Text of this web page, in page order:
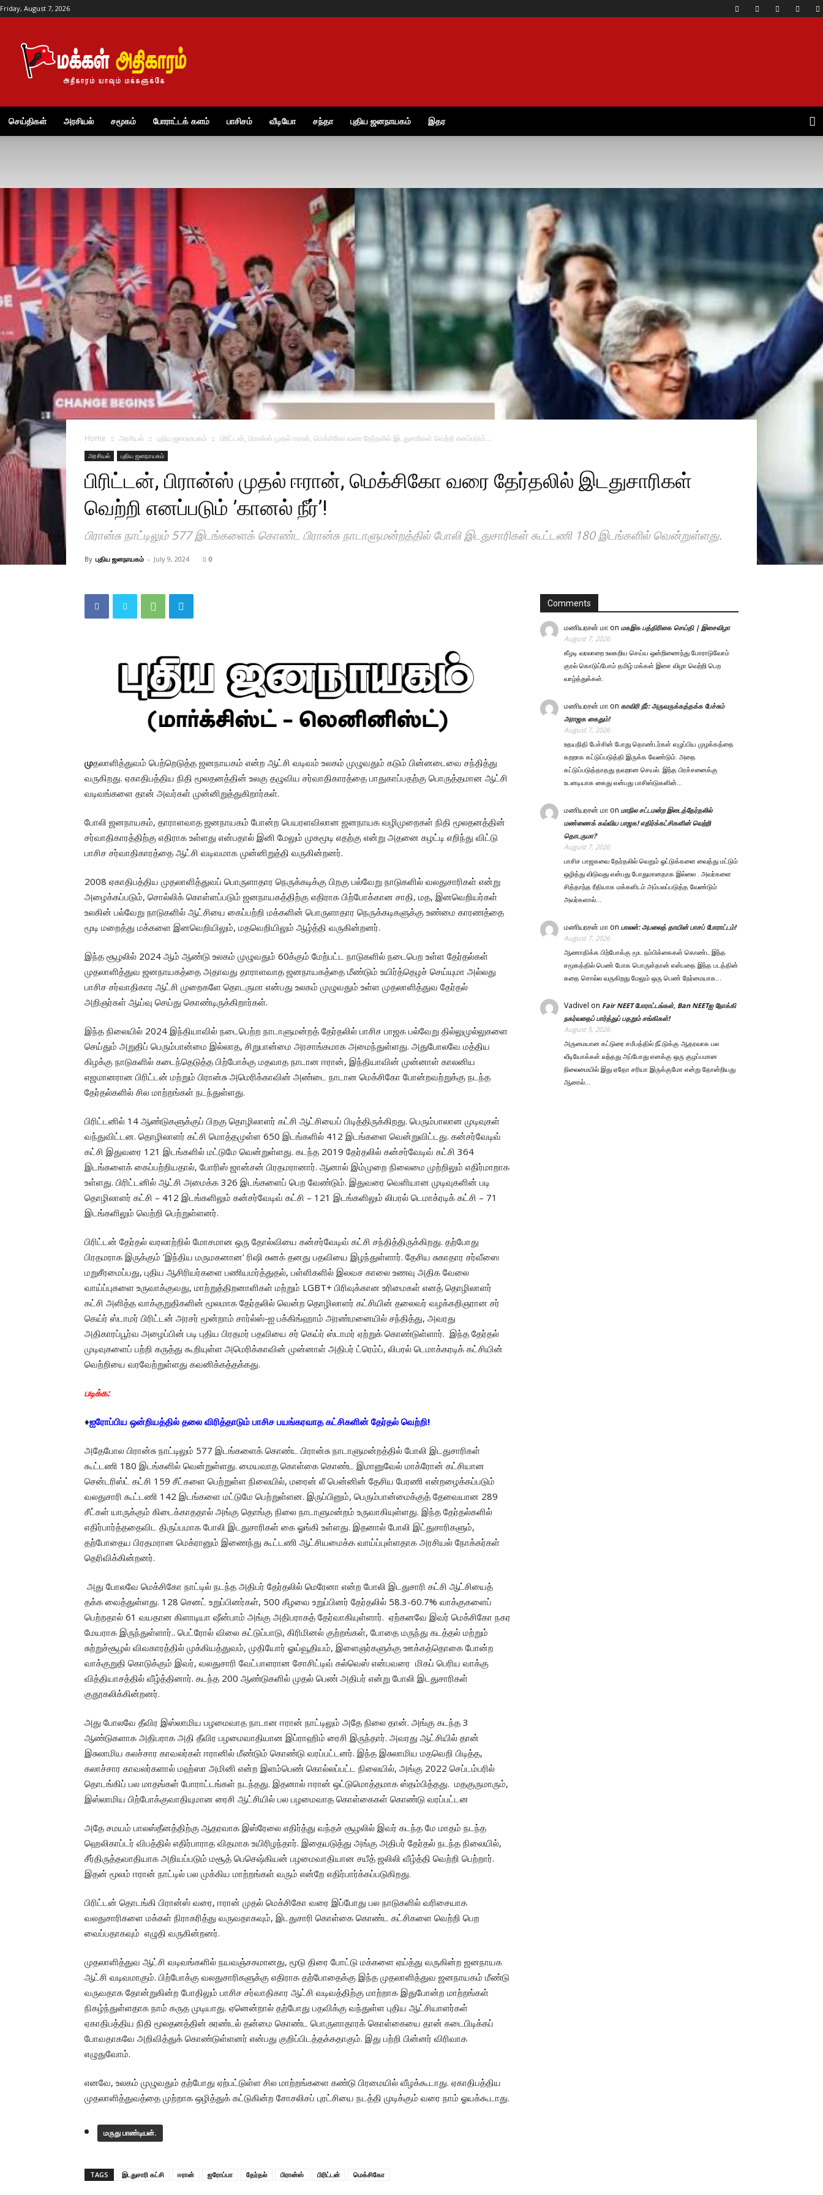
Friday, August 7, 2026
அதிகாரம்
செய்திகள் அரசியல் சமூகம் போராட்டக் களம் பாசிசம் வீடியோ சந்தா புதிய ஜனநாயகம் இதர
Home அரசியல் புதிய ஜனநாயகம் பிரிட்டன், பிரான்ஸ் முதல் ஈரான், மெக்சிகோ வரை தேர்தலில் இடதுசாரிகள் வெற்றி எனப்படும்...
அரசியல் புதிய ஜனநாயகம்
பிரிட்டன், பிரான்ஸ் முதல் ஈரான், மெக்சிகோ வரை தேர்தலில் இடதுசாரிகள்
வெற்றி எனப்படும் ’கானல் நீர்’!
பிரான்சு நாட்டிலும் 577 இடங்களைக் கொண்ட பிரான்சு நாடாளுமன்றத்தில் போலி இடதுசாரிகள் கூட்டணி 180 இடங்களில் வென்றுள்ளது.
By புதிய ஜனநாயகம் - July 9, 2024 0
முதலாளித்துவம் பெற்றெடுத்த ஜனநாயகம் என்ற ஆட்சி வடிவம் உலகம் முழுவதும் கடும் பின்னடைவை சந்தித்து
வருகிறது. ஏகாதிபத்திய நிதி மூலதனத்தின் உலகு தழுவிய சர்வாதிகாரத்தை பாதுகாப்பதற்கு பொருத்தமான ஆட்சி
வடிவங்களை தான் அவர்கள் முன்னிறுத்துகிறார்கள்.
போலி ஜனநாயகம், தாராளவாத ஜனநாயகம் போன்ற பெயரளவிலான ஜனநாயக வழிமுறைகள் நிதி மூலதனத்தின்
சர்வாதிகாரத்திற்கு எதிராக உள்ளது என்பதால் இனி மேலும் முகமூடி எதற்கு என்று அதனை கழட்டி எறிந்து விட்டு
பாசிச சர்வாதிகாரத்தை ஆட்சி வடிவமாக முன்னிறுத்தி வருகின்றனர்.
2008 ஏகாதிபத்திய முதலாளித்துவப் பொருளாதார நெருக்கடிக்கு பிறகு பல்வேறு நாடுகளில் வலதுசாரிகள் என்று
அழைக்கப்படும், சொல்லிக் கொள்ளப்படும் ஜனநாயகத்திற்கு எதிராக பிற்போக்கான சாதி, மத, இனவெறியர்கள்
உலகின் பல்வேறு நாடுகளில் ஆட்சியை கைப்பற்றி மக்களின் பொருளாதார நெருக்கடிகளுக்கு உண்மை காரணத்தை
மூடி மறைத்து மக்களை இனவெறியிலும், மதவெறியிலும் ஆழ்த்தி வருகின்றனர்.
இந்த சூழலில் 2024 ஆம் ஆண்டு உலகம் முழுவதும் 60க்கும் மேற்பட்ட நாடுகளில் நடைபெற உள்ள தேர்தல்கள்
முதலாளித்துவ ஜனநாயகத்தை அதாவது தாராளவாத ஜனநாயகத்தை மீண்டும் உயிர்த்தெழச் செய்யுமா அல்லது
பாசிச சர்வாதிகார ஆட்சி முறைகளே தொடருமா என்பது உலகம் முழுவதும் உள்ள முதலாளித்துவ தேர்தல்
அறிஞர்கள் ஆய்வு செய்து கொண்டிருக்கிறார்கள்.
இந்த நிலையில் 2024 இந்தியாவில் நடைபெற்ற நாடாளுமன்றத் தேர்தலில் பாசிச பாஜக பல்வேறு தில்லுமுல்லுகளை
செய்தும் அறுதிப் பெரும்பான்மை இல்லாத, சிறுபான்மை அரசாங்கமாக அமைந்துள்ளது. அதுபோலவே மத்திய
கிழக்கு நாடுகளில் கடைந்தெடுத்த பிற்போக்கு மதவாத நாடான ஈரான், இந்தியாவின் முன்னாள் காலனிய
எஜமானரான பிரிட்டன் மற்றும் பிரான்சு அமெரிக்காவின் அண்டை நாடான மெக்சிகோ போன்றவற்றுக்கு நடந்த
தேர்தல்களில் சில மாற்றங்கள் நடந்துள்ளது.
பிரிட்டனில் 14 ஆண்டுகளுக்குப் பிறகு தொழிலாளர் கட்சி ஆட்சியைப் பிடித்திருக்கிறது. பெரும்பாலான முடிவுகள்
வந்துவிட்டன. தொழிலாளர் கட்சி மொத்தமுள்ள 650 இடங்களில் 412 இடங்களை வென்றுவிட்டது. கன்சர்வேடிவ்
கட்சி இதுவரை 121 இடங்களில் மட்டுமே வென்றுள்ளது. கடந்த 2019 தேர்தலில் கன்சர்வேடிவ் கட்சி 364
இடங்களைக் கைப்பற்றியதால், போரிஸ் ஜான்சன் பிரதமரானார். ஆனால் இம்முறை நிலைமை முற்றிலும் எதிர்மாறாக
உள்ளது. பிரிட்டனில் ஆட்சி அமைக்க 326 இடங்களைப் பெற வேண்டும். இதுவரை வெளியான முடிவுகளின் படி
தொழிலாளர் கட்சி – 412 இடங்களிலும் கன்சர்வேடிவ் கட்சி – 121 இடங்களிலும் லிபரல் டெமாக்ரடிக் கட்சி – 71
இடங்களிலும் வெற்றி பெற்றுள்ளனர்.
பிரிட்டன் தேர்தல் வரலாற்றில் மோசமான ஒரு தோல்வியை கன்சர்வேடிவ் கட்சி சந்தித்திருக்கிறது. தற்போது
பிரதமராக இருக்கும் ’இந்திய மருமகனான’ ரிஷி சுனக் தனது பதவியை இழந்துள்ளார். தேசிய சுகாதார சர்வீஸை
மறுசீரமைப்பது, புதிய ஆசிரியர்களை பணியமர்த்துதல், பள்ளிகளில் இலவச காலை உணவு அதிக வேலை
வாய்ப்புகளை உருவாக்குவது, மாற்றுத்திறனாளிகள் மற்றும் LGBT+ பிரிவுக்கான உரிமைகள் எனத் தொழிலாளர்
கட்சி அளித்த வாக்குறுதிகளின் மூலமாக தேர்தலில் வென்ற தொழிலாளர் கட்சியின் தலைவர் வழக்கறிஞரான சர்
கெய்ர் ஸ்டாமர் பிரிட்டன் அரசர் மூன்றாம் சார்ல்ஸ்-ஐ பக்கிங்ஹாம் அரண்மனையில் சந்தித்து, அவரது
அதிகாரப்பூர்வ அழைப்பின் படி புதிய பிரதமர் பதவியை சர் கெய்ர் ஸ்டாமர் ஏற்றுக் கொண்டுள்ளார். இந்த தேர்தல்
முடிவுகளைப் பற்றி கருத்து கூறியுள்ள அமெரிக்காவின் முன்னாள் அதிபர் ட்ரெம்ப், லிபரல் டெமாக்கரடிக் கட்சியின்
வெற்றியை வரவேற்றுள்ளது கவனிக்கத்தக்கது.
படிக்க:
♦ஐரோப்பிய ஒன்றியத்தில் தலை விரித்தாடும் பாசிச பயங்கரவாத கட்சிகளின் தேர்தல் வெற்றி!
அதேபோல பிரான்சு நாட்டிலும் 577 இடங்களைக் கொண்ட பிரான்சு நாடாளுமன்றத்தில் போலி இடதுசாரிகள்
கூட்டணி 180 இடங்களில் வென்றுள்ளது. மையவாத கொள்கை கொண்ட இமானுவேல் மாக்ரோன் கட்சியான
சென்டரிஸ்ட் கட்சி 159 சீட்களை பெற்றுள்ள நிலையில், மரைன் லீ பென்னின் தேசிய பேரணி என்றழைக்கப்படும்
வலதுசாரி கூட்டணி 142 இடங்களை மட்டுமே பெற்றுள்ளன. இருப்பினும், பெரும்பான்மைக்குத் தேவையான 289
சீட்கள் யாருக்கும் கிடைக்காததால் அங்கு தொங்கு நிலை நாடாளுமன்றம் உருவாகியுள்ளது. இந்த தேர்தல்களில்
எதிர்பார்த்ததைவிட திருப்பமாக போலி இடதுசாரிகள் கை ஓங்கி உள்ளது. இதனால் போலி இட்துசாரிகளும்,
தற்போதைய பிரதமரான மெக்ரானும் இணைந்து கூட்டணி ஆட்சியமைக்க வாய்ப்புள்ளதாக அரசியல் நோக்கர்கள்
தெரிவிக்கின்றனர்.
அது போலவே மெக்சிகோ நாட்டில் நடந்த அதிபர் தேர்தலில் மெரேனா என்ற போலி இடதுசாரி கட்சி ஆட்சியைத்
தக்க வைத்துள்ளது. 128 செனட் உறுப்பினர்கள், 500 கீழவை உறுப்பினர் தேர்தலில் 58.3-60.7% வாக்குகளைப்
பெற்றதால் 61 வயதான கிளாடியா ஷீன்பாம் அங்கு அதிபராகத் தேர்வாகியுள்ளார். ஏற்கனவே இவர் மெக்சிகோ நகர
மேயராக இருந்துள்ளார்.. பெட்ரோல் விலை கட்டுப்பாடு, கிரிமினல் குற்றங்கள், போதை மருந்து கடத்தல் மற்றும்
சுற்றுச்சூழல் விவகாரத்தில் முக்கியத்துவம், முதியோர் ஓய்வூதியம், இளைஞர்களுக்கு ஊக்கத்தொகை போன்ற
வாக்குறுதி கொடுக்கும் இவர், வலதுசாரி வேட்பாளரான சோசிட்டிவ் கல்வெஸ் என்பவரை மிகப் பெரிய வாக்கு
வித்தியாசத்தில் வீழ்த்தினார். கடந்த 200 ஆண்டுகளில் முதல் பெண் அதிபர் என்று போலி இடதுசாரிகள்
குதூகலிக்கின்றனர்.
அது போலவே தீவிர இஸ்லாமிய பழமைவாத நாடான ஈரான் நாட்டிலும் அதே நிலை தான். அங்கு கடந்த 3
ஆண்டுகளாக அதிபராக அதி தீவிர பழமைவாதியான இப்ராஹிம் ரைசி இருந்தார். அவரது ஆட்சியில் தான்
இசுலாமிய கலச்சார காவலர்கள் ஈரானில் மீண்டும் கொண்டு வரப்பட்டனர். இந்த இசுலாமிய மதவெறி பிடித்த,
கலாச்சார காவலர்களால் மஹ்ஸா அமினி என்ற இளம்பெண் கொல்லப்பட்ட நிலையில், அங்கு 2022 செப்டம்பரில்
தொடங்கிப் பல மாதங்கள் போராட்டங்கள் நடந்தது. இதனால் ஈரான் ஒட்டுமொத்தமாக ஸ்தம்பித்தது. மதகுருமாரும்,
இஸ்லாமிய பிற்போக்குவாதியுமான ரைசி ஆட்சியில் பல பழமைவாத கொள்கைகள் கொண்டு வரப்பட்டன
அதே சமயம் பாலஸ்தீனத்திற்கு ஆதரவாக இஸ்ரேலை எதிர்த்து வந்தச் சூழலில் இவர் கடந்த மே மாதம் நடந்த
ஹெலிகாப்டர் விபத்தில் எதிர்பாராத விதமாக உயிரிழந்தார். இதையடுத்து அங்கு அதிபர் தேர்தல் நடந்த நிலையில்,
சீர்திருத்தவாதியாக அறியப்படும் மசூத் பெசெஷ்கியன் பழமைவாதியான சயீத் ஜலிலி வீழ்த்தி வெற்றி பெற்றார்.
இதன் மூலம் ஈரான் நாட்டில் பல முக்கிய மாற்றங்கள் வரும் என்றே எதிர்பார்க்கப்படுகிறது.
பிரிட்டன் தொடங்கி பிரான்ஸ் வரை, ஈரான் முதல் மெக்சிகோ வரை இப்போது பல நாடுகளில் வரிசையாக
வலதுசாரிகளை மக்கள் நிராகரித்து வருவதாகவும், இடதுசாரி கொள்கை கொண்ட கட்சிகளை வெற்றி பெற
வைப்பதாகவும் எழுதி வருகின்றனர்.
முதலாளித்துவ ஆட்சி வடிவங்களில் நயவஞ்சகமானது, மூடு திரை போட்டு மக்களை ஏய்த்து வருகின்ற ஜனநாயக
ஆட்சி வடிவமாகும். பிற்போக்கு வலதுசாரிகளுக்கு எதிராக தற்போதைக்கு இந்த முதலாளித்துவ ஜனநாயகம் மீண்டு
வருவதாக தோன்றுகின்ற போதிலும் பாசிச சர்வாதிகார ஆட்சி வடிவத்திற்கு மாற்றாக இதுபோன்ற மாற்றங்கள்
நிகழ்ந்துள்ளதாக நாம் கருத முடியாது. ஏனென்றால் தற்போது பதவிக்கு வந்துள்ள புதிய ஆட்சியாளர்கள்
ஏகாதிபத்திய நிதி மூலதனத்தின் சுரண்டல் தன்மை கொண்ட பொருளாதாரக் கொள்கையை தான் கடைபிடிக்கப்
போவதாகவே அறிவித்துக் கொண்டுள்ளனர் என்பது குறிப்பிடத்தக்கதாகும். இது பற்றி பின்னர் விரிவாக
எழுதுவோம்.
எனவே, உலகம் முழுவதும் தற்போது ஏற்பட்டுள்ள சில மாற்றங்களை கண்டு பிரமையில் வீழக்கூடாது. ஏகாதிபத்திய
முதலாளித்துவத்தை முற்றாக ஒழித்துக் கட்டுகின்ற சோசலிசப் புரட்சியை நடத்தி முடிக்கும் வரை நாம் ஓயக்கூடாது.
மருது பாண்டியன்.
TAGS இடதுசாரி கட்சி ஈரான் ஐரோப்பா தேர்தல் பிரான்ஸ் பிரிட்டன் மெக்சிகோ
Comments
மணியரசன் மா on மகஇக பத்திரிகை செய்தி | இசைவிழா
August 7, 2026
கீழடி வரலாறை உலகறிய செய்ய ஒன்றிணைந்து போராடுவோம்
குரல் கொடுப்போம் தமிழ் மக்கள் இசை விழா வெற்றி பெற
வாழ்த்துக்கள்.
மணியரசன் மா on காவிரி நீர்: அருவருக்கத்தக்க பேச்சும்
அராஜக கைதும்!
August 7, 2026
உதயநிதி பேச்சின் போது தொண்டர்கள் எழுப்பிய முழக்கத்தை
கறறாக கட்டுப்படுத்தி இருக்க வேண்டும். அதை
கட்டுப்படுத்தாதது தவறான செயல். இந்த பிரச்சனைக்கு
உடனடியாக கைது என்பது பாசிஸ்டுகளின்…
மணியரசன் மா on மாநில சட்டமன்ற இடைத்தேர்தலில்
மண்ணைக் கவ்விய பாஜக! எதிர்க்கட்சிகளின் வெற்றி
தொடருமா?
August 7, 2026
பாசிச பாஜகவை தேர்தலில் வெறும் ஓட்டுக்களை வைத்து மட்டும்
ஒழித்து விடுவது என்பது போதுமானதாக இல்லை . அவர்களை
சித்தாந்த ரீதியாக மக்களிடம் அம்பலப்படுத்த வேண்டும்
அவர்களால்…
மணியரசன் மா on பாலன்: அபலைத் தாயின் பாசப் போராட்டம்!
August 7, 2026
ஆணாதிக்க பிற்போக்கு மூட நம்பிக்கைகள் கொண்ட இந்த
சமூகத்தில் பெண் போக பொருள்தான் என்பதை இந்த படத்தின்
கதை சொல்ல வருகிறது மேலும் ஒரு பெண் நேர்மையாக…
Vadivel on Fair NEET போராட்டங்கள், Ban NEETஐ நோக்கி
நகர்வதைப் பார்த்துப் பதறும் சங்கிகள்!
August 5, 2026
அருமையான கட்டுரை சமீபத்தில் நீட்டுக்கு ஆதரவாக பல
வீடியோக்கள் வந்தது அப்போது எனக்கு ஒரு குழப்பமான
நிலைமையில் இது ஏதோ சரியா இருக்குமோ என்று தோன்றியது
ஆனால்…